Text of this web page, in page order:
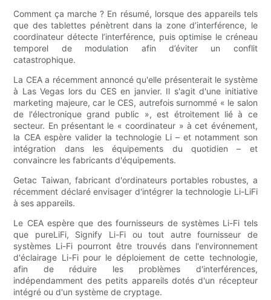
Comment ça marche ? En résumé, lorsque des appareils tels
que des tablettes pénètrent dans la zone d’interférence, le
coordinateur détecte l’interférence, puis optimise le créneau
temporel de modulation afin d’éviter un conflit
catastrophique.
La CEA a récemment annoncé qu'elle présenterait le système
à Las Vegas lors du CES en janvier. Il s'agit d'une initiative
marketing majeure, car le CES, autrefois surnommé « le salon
de l'électronique grand public », est étroitement lié à ce
secteur. En présentant le « coordinateur » à cet événement,
la CEA espère valider la technologie Li – et notamment son
intégration dans les équipements du quotidien – et
convaincre les fabricants d'équipements.
Getac Taiwan, fabricant d'ordinateurs portables robustes, a
récemment déclaré envisager d'intégrer la technologie Li-LiFi
à ses appareils.
Le CEA espère que des fournisseurs de systèmes Li-Fi tels
que pureLiFi, Signify Li-Fi ou tout autre fournisseur de
systèmes Li-Fi pourront être trouvés dans l'environnement
d'éclairage Li-Fi pour le déploiement de cette technologie,
afin de réduire les problèmes d'interférences,
indépendamment des petits appareils dotés d'un récepteur
intégré ou d'un système de cryptage.